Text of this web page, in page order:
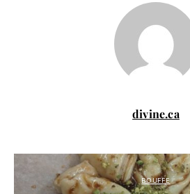
divine.ca
BOUFFE